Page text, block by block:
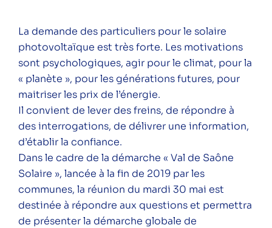
Réunion publique – Solaire
Photovoltaïque – Sathonay Village
Catégories
Conférence
Public
Particuliers
Professionnels
La demande des particuliers pour le solaire
photovoltaïque est très forte. Les motivations
sont psychologiques, agir pour le climat, pour la
« planète », pour les générations futures, pour
maitriser les prix de l’énergie.
Il convient de lever des freins, de répondre à
des interrogations, de délivrer une information,
d’établir la confiance.
Dans le cadre de la démarche « Val de Saône
Solaire », lancée à la fin de 2019 par les
communes, la réunion du mardi 30 mai est
destinée à répondre aux questions et permettra
de présenter la démarche globale de